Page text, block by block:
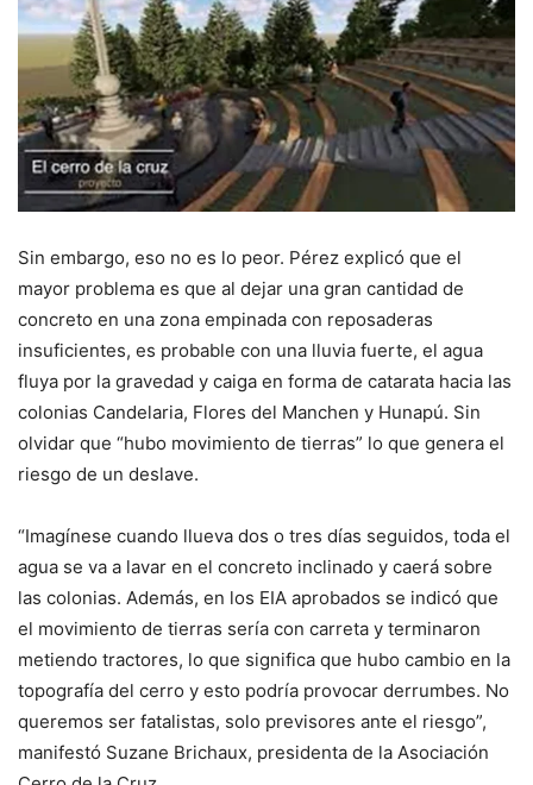
Sin embargo, eso no es lo peor. Pérez explicó que el
mayor problema es que al dejar una gran cantidad de
concreto en una zona empinada con reposaderas
insuficientes, es probable con una lluvia fuerte, el agua
fluya por la gravedad y caiga en forma de catarata hacia las
colonias Candelaria, Flores del Manchen y Hunapú. Sin
olvidar que “hubo movimiento de tierras” lo que genera el
riesgo de un deslave.
“Imagínese cuando llueva dos o tres días seguidos, toda el
agua se va a lavar en el concreto inclinado y caerá sobre
las colonias. Además, en los EIA aprobados se indicó que
el movimiento de tierras sería con carreta y terminaron
metiendo tractores, lo que significa que hubo cambio en la
topografía del cerro y esto podría provocar derrumbes. No
queremos ser fatalistas, solo previsores ante el riesgo”,
manifestó Suzane Brichaux, presidenta de la Asociación